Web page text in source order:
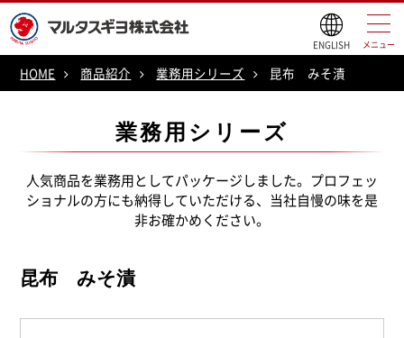
ENGLISH メニュー
HOME 商品紹介 業務用シリーズ 昆布 みそ漬
業務用シリーズ
人気商品を業務用としてパッケージしました。プロフェッ
ショナルの方にも納得していただける、当社自慢の味を是
非お確かめください。
昆布 みそ漬